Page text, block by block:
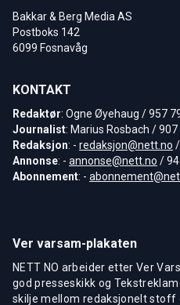
Bakkar & Berg Media AS
Postboks 142
6099 Fosnavåg
KONTAKT
Redaktør: Ogne Øyehaug / 957
Journalist: Marius Rosbach /
Redaksjon: - redaksjon@nett.no
Annonse: - annonse@nett.no /
Abonnement: -
Ver varsam-plakaten
NETT NO arbeider etter Ver
god presseskikk og
skilje mellom redaksjonelt stoff